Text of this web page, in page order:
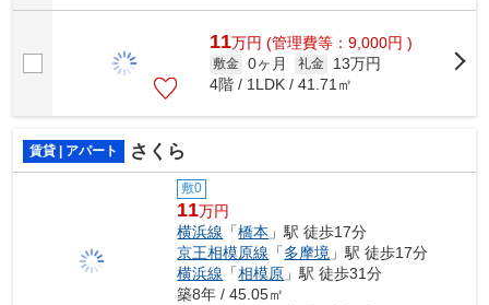
11万円 (管理費等：9,000円 )
敷金 0ヶ月 礼金
13万円
4階 / 1LDK / 41.71㎡
賃貸 | アパート さくら
敷0
11万円
横浜線 「橋本 」駅 徒歩17分
京王相模原線 「多摩境 」駅 徒歩17分
横浜線 「相模原 」駅 徒歩31分
築8年 / 45.05㎡